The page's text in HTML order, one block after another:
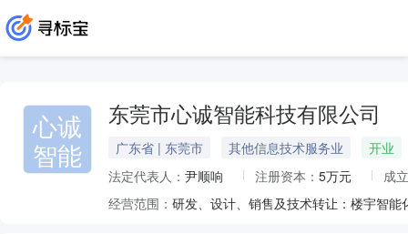
心诚
智能
东莞市心诚智能科技有限公司
广东省 | 东莞市 其他信息技术服务业
开业
法定代表人： 尹顺响 注册资本： 5万元
成
经营范围：